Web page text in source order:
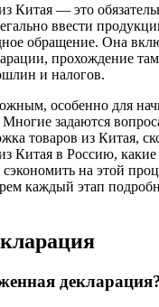
Китая — это
ввести
обращение. Она
прохождение
и налогов.
особенно для
задаются
товаров из Китая,
Китая в Россию,
на этой
каждый этап